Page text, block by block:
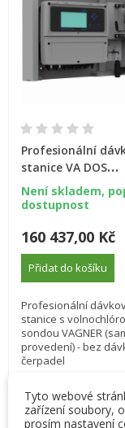
Profesionální
stanice VA DOS
PROFESSIONAL
- pH/ORP/FCL
pH/ORP + Sonda
Není skladem,
dostupnost
160 437,00 Kč
Přidat do košíku
Profesionální
stanice s
sondou VAGNER
provedení) - bez
čerpadel
Tyto webové
zařízení soubory,
prosím nastavení